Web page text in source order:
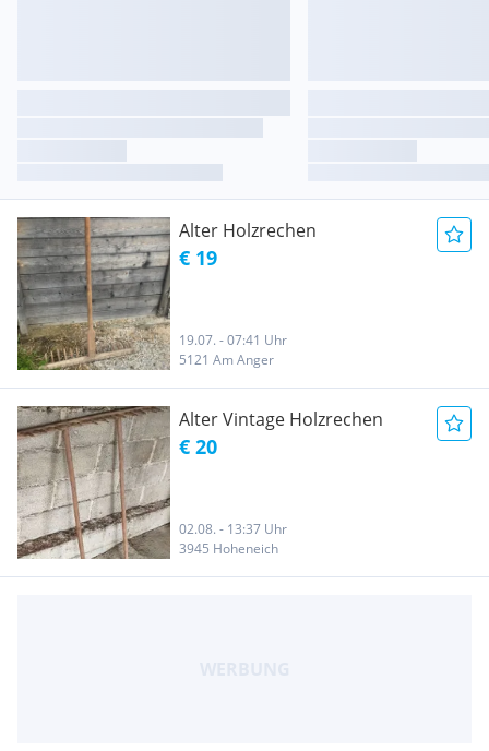
Alter Holzrechen
€ 19
19.07. - 07:41 Uhr
5121 Am Anger
Alter Vintage Holzrechen
€ 20
02.08. - 13:37 Uhr
3945 Hoheneich